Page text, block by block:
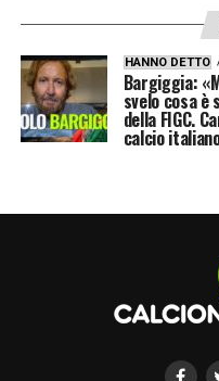
HANNO DETTO
Bargiggia:
svelo cosa è
della FIGC.
calcio